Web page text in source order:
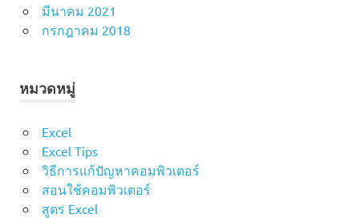
มีนาคม 2021
กรกฎาคม 2018
หมวดหมู่
Excel
Excel Tips
วิธีการแก้ปัญหาคอมพิวเตอร์
สอนใช้คอมพิวเตอร์
สูตร Excel